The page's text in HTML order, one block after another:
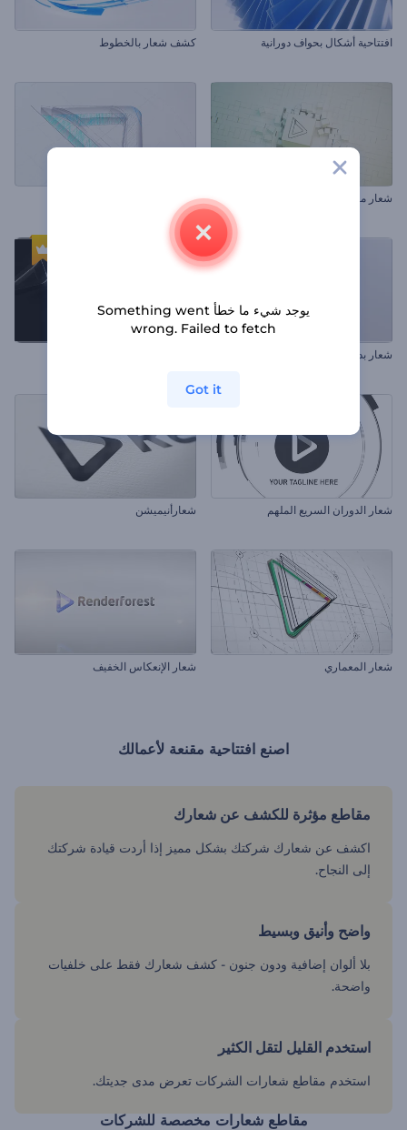
افتتاحية أشكال بحواف دورانية كشف شعار بالخطوط
شعار مكعبات متناثرة كشف شعار معماري
شعار بدوران رقيق
شعار الدوران السريع الملهم شعارأنيميشن
شعار المعماري شعار الإنعكاس الخفيف
اصنع افتتاحية مقنعة لأعمالك
مقاطع مؤثرة للكشف عن شعارك
اكشف عن شعارك شركتك بشكل مميز إذا أردت قيادة شركتك
إلى النجاح.
واضح وأنيق وبسيط
بلا ألوان إضافية ودون جنون - كشف شعارك فقط على خلفيات
واضحة.
استخدم القليل لتقل الكثير
استخدم مقاطع شعارات الشركات تعرض مدى جديتك.
مقاطع شعارات مخصصة للشركات
يوجد شيء ما خطأ Something went
wrong. Failed to fetch
Got it